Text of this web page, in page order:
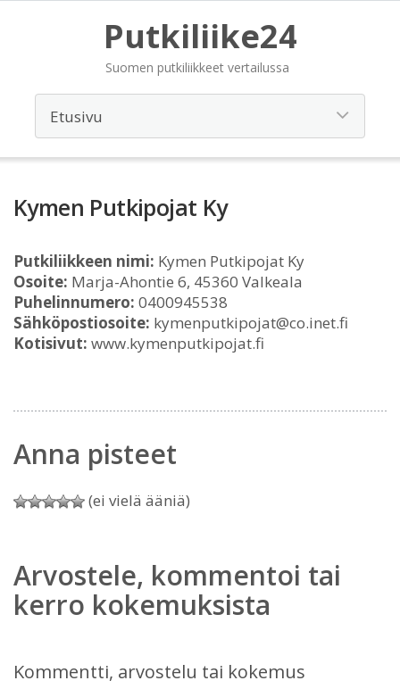
Putkiliike24
Suomen putkiliikkeet vertailussa
Kymen Putkipojat Ky
Putkiliikkeen nimi: Kymen Putkipojat Ky
Osoite: Marja-Ahontie 6, 45360 Valkeala
Puhelinnumero: 0400945538
Sähköpostiosoite: kymenputkipojat@co.inet.fi
Kotisivut: www.kymenputkipojat.fi
Anna pisteet
(ei vielä ääniä)
Arvostele, kommentoi tai
kerro kokemuksista
Kommentti, arvostelu tai kokemus